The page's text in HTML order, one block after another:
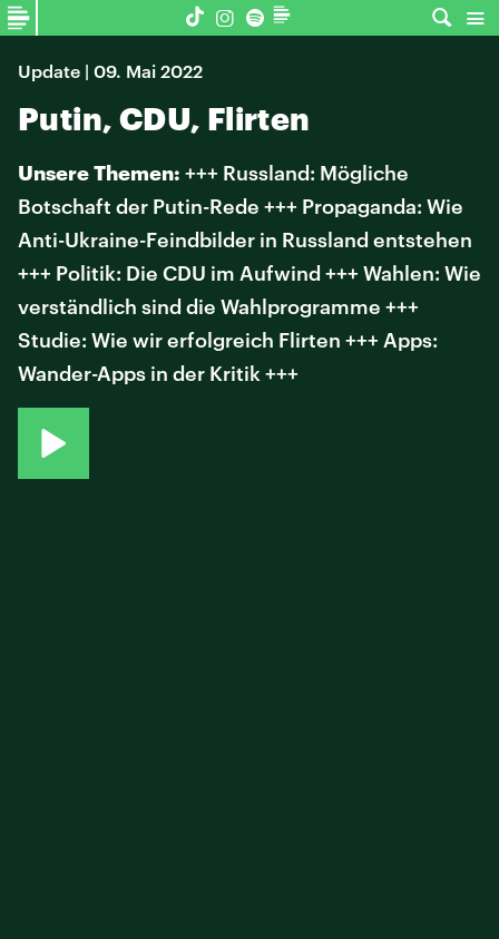
Update | 09. Mai 2022
Putin, CDU, Flirten
Unsere Themen: +++ Russland: Mögliche
Botschaft der Putin-Rede +++ Propaganda: Wie
Anti-Ukraine-Feindbilder in Russland entstehen
+++ Politik: Die CDU im Aufwind +++ Wahlen: Wie
verständlich sind die Wahlprogramme +++
Studie: Wie wir erfolgreich Flirten +++ Apps:
Wander-Apps in der Kritik +++